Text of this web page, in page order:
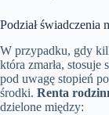
Podział świadczenia
W przypadku, gdy
która zmarła,
pod uwagę stopień
środki. Renta
dzielone między: